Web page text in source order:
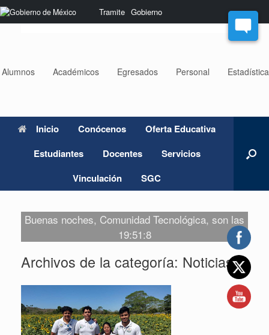
Nota:
este
sistema
Tramite Gobierno
Saltar
al
Alumnos Académicos Egresados Personal
Inicio Conócenos
Oferta Educativa
Estudiantes
Docentes
Servicios
Vinculación
SGC
Buenas noches, Comunidad Tecnológica, son las
19:51:8
Archivos de la categoría: Noticias